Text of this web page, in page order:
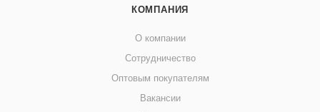
КОМПАНИЯ
О компании
Сотрудничество
Оптовым покупателям
Вакансии